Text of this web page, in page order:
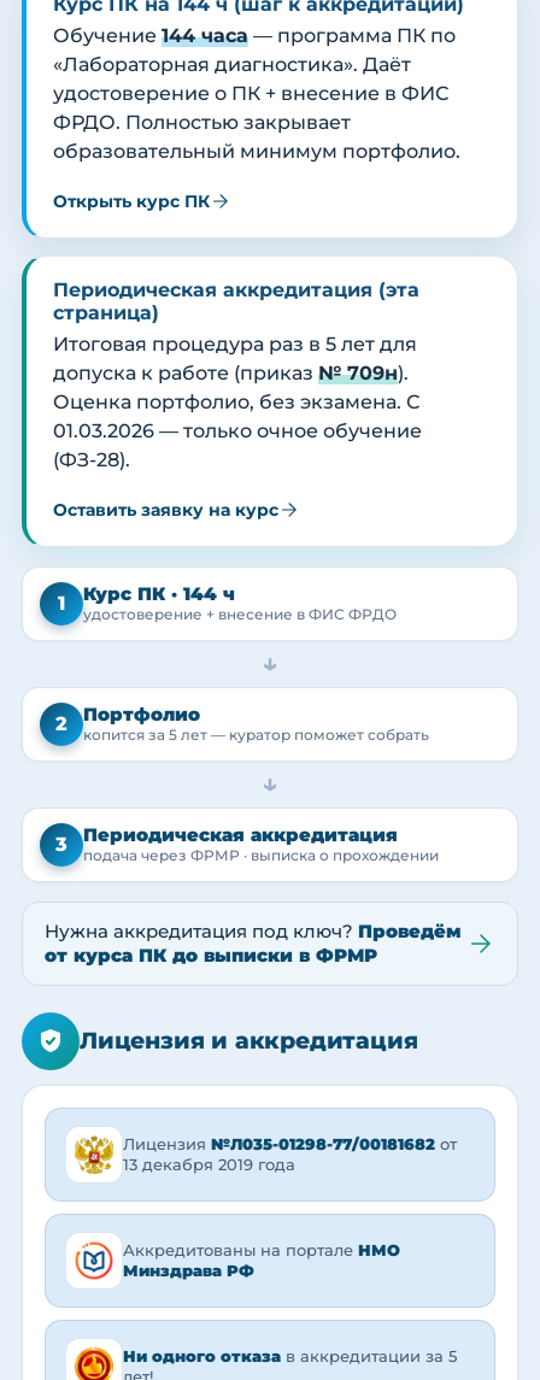
Обучение 144 часа — программа ПК по
«Лабораторная диагностика». Даёт
удостоверение о ПК + внесение в ФИС
ФРДО. Полностью закрывает
образовательный минимум портфолио.
Открыть курс ПК
Периодическая аккредитация (эта
страница)
Итоговая процедура раз в 5 лет для
допуска к работе (приказ № 709н).
Оценка портфолио, без экзамена. С
01.03.2026 — только очное обучение
(ФЗ-28).
Оставить заявку на курс
1 Курс ПК · 144 ч
удостоверение + внесение в ФИС ФРДО
→
2 Портфолио
копится за 5 лет — куратор поможет собрать
→
3 Периодическая аккредитация
подача через ФРМР · выписка о прохождении
Нужна аккредитация под ключ? Проведём
от курса ПК до выписки в ФРМР
Лицензия и аккредитация
Лицензия №Л035-01298-77/00181682 от
13 декабря 2019 года
Аккредитованы на портале НМО
Минздрава РФ
Ни одного отказа в аккредитации за 5